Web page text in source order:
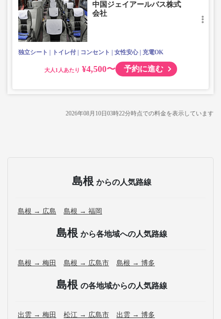
中国ジェイアールバス株式
会社
独立シート トイレ付 コンセント 女性安心 充電OK
大人 ¥4,500〜 予約に進む
2026年08月10日03時22分時点での料金を表示しています
島根 からの人気路線
島根 → 広島 島根 → 福岡
島根 から各地域への人気路線
島根 → 梅田 島根 → 広島市 島根 → 博多
島根 の各地域からの人気路線
出雲 → 梅田 松江 → 広島市 出雲 → 博多